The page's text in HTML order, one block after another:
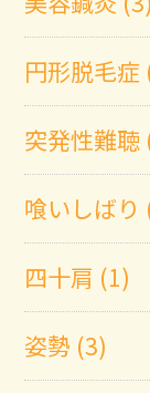
円形脱毛症
突発性難聴
喰いしばり
四十肩 (1)
姿勢 (3)